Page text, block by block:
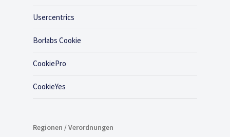
Usercentrics
Borlabs Cookie
CookiePro
CookieYes
Regionen / Verordnungen